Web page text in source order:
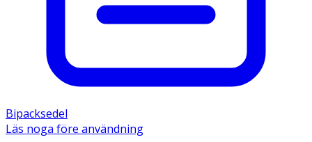
Bipacksedel
Läs noga före användning